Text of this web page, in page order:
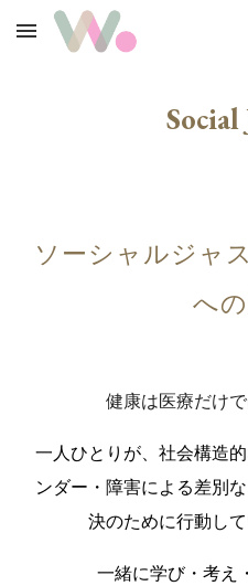
Skip to main content
Social
ソーシャルジャ
へ
健康は医療だけ
一人ひとりが、 社会構造
ンダー・障害による差別
決のために行動して
一緒に学び・ 考え ・